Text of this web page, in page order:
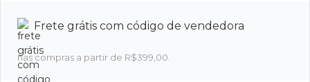
Frete grátis com código de vendedora
nas compras a partir de R$399,00.